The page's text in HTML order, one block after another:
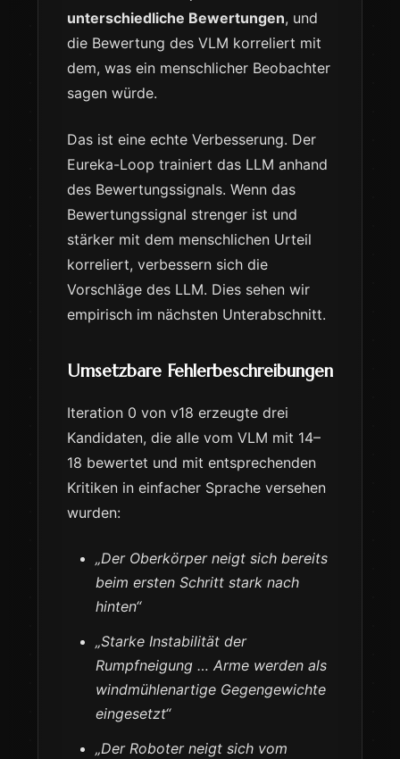
unterschiedliche Bewertungen, und
die Bewertung des VLM korreliert mit
dem, was ein menschlicher Beobachter
sagen würde.
Das ist eine echte Verbesserung. Der
Eureka-Loop trainiert das LLM anhand
des Bewertungssignals. Wenn das
Bewertungssignal strenger ist und
stärker mit dem menschlichen Urteil
korreliert, verbessern sich die
Vorschläge des LLM. Dies sehen wir
empirisch im nächsten Unterabschnitt.
Umsetzbare Fehlerbeschreibungen
Iteration 0 von v18 erzeugte drei
Kandidaten, die alle vom VLM mit 14–
18 bewertet und mit entsprechenden
Kritiken in einfacher Sprache versehen
wurden:
„Der Oberkörper neigt sich bereits
beim ersten Schritt stark nach
hinten“
„Starke Instabilität der
Rumpfneigung … Arme werden als
windmühlenartige Gegengewichte
eingesetzt“
„Der Roboter neigt sich vom